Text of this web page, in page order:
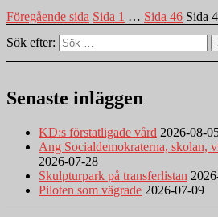
Föregående sida Sida 1 … Sida 46 Sida
Sök efter:
Senaste inläggen
KD:s förstatligade vård 2026-08-
Ang Socialdemokraterna, skolan,
2026-07-28
Skulpturpark på transferlistan
Piloten som vägrade 2026-07-09